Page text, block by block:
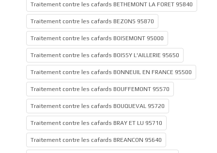
Traitement contre les cafards BETHEMONT LA FORET 95840
Traitement contre les cafards BEZONS 95870
Traitement contre les cafards BOISEMONT 95000
Traitement contre les cafards BOISSY L'AILLERIE 95650
Traitement contre les cafards BONNEUIL EN FRANCE 95500
Traitement contre les cafards BOUFFEMONT 95570
Traitement contre les cafards BOUQUEVAL 95720
Traitement contre les cafards BRAY ET LU 95710
Traitement contre les cafards BREANCON 95640